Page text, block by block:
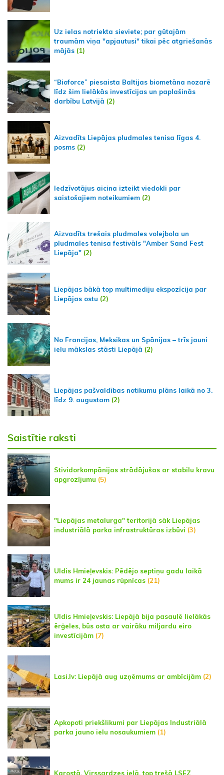
Uz ielas notriekta sieviete; par gūtajām
traumām viņa "apjautusi" tikai pēc atgriešanās
mājās (1)
“Bioforce” piesaista Baltijas biometāna nozarē
līdz šim lielākās investīcijas un paplašinās
darbību Latvijā (2)
Aizvadīts Liepājas pludmales tenisa līgas 4.
posms (2)
Iedzīvotājus aicina izteikt viedokli par
saistošajiem noteikumiem (2)
Aizvadīts trešais pludmales volejbola un
pludmales tenisa festivāls "Amber Sand Fest
Liepāja" (2)
Liepājas bākā top multimediju ekspozīcija par
Liepājas ostu (2)
No Francijas, Meksikas un Spānijas – trīs jauni
ielu mākslas stāsti Liepājā (2)
Liepājas pašvaldības notikumu plāns laikā no 3.
līdz 9. augustam (2)
Saistītie raksti
Stividorkompānijas strādājušas ar stabilu kravu
apgrozījumu (5)
"Liepājas metalurga" teritorijā sāk Liepājas
industriālā parka infrastruktūras izbūvi (3)
Uldis Hmieļevskis: Pēdējo septiņu gadu laikā
mums ir 24 jaunas rūpnīcas (21)
Uldis Hmieļevskis: Liepājā bija pasaulē lielākās
ērģeles, būs osta ar vairāku miljardu eiro
investīcijām (7)
Lasi.lv: Liepājā aug uzņēmums ar ambīcijām (2)
Apkopoti priekšlikumi par Liepājas Industriālā
parka jauno ielu nosaukumiem (1)
Karostā, Virssardzes ielā, top trešā LSEZ